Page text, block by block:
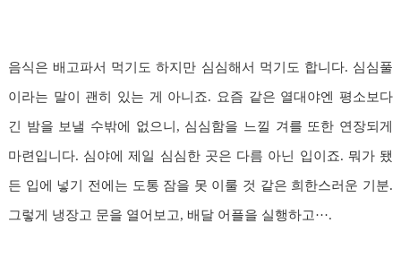
음식은 배고파서 먹기도 하지만 심심해서 먹기도 합니다. 심심풀
이라는 말이 괜히 있는 게 아니죠. 요즘 같은 열대야엔 평소보다
긴 밤을 보낼 수밖에 없으니, 심심함을 느낄 겨를 또한 연장되게
마련입니다. 심야에 제일 심심한 곳은 다름 아닌 입이죠. 뭐가 됐
든 입에 넣기 전에는 도통 잠을 못 이룰 것 같은 희한스러운 기분.
그렇게 냉장고 문을 열어보고, 배달 어플을 실행하고···.